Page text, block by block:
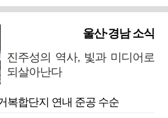
울산·경남 소식
진주성의 역사, 빛과 미디어로
되살아난다
복합단지 연내 준공 수순